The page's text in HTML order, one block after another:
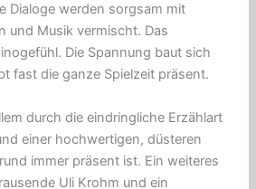
Dialoge werden sorgsam mit
und Musik vermischt. Das
Die Spannung baut sich
fast die ganze Spielzeit präsent.
durch die eindringliche Erzählart
einer hochwertigen, düsteren
immer präsent ist. Ein weiteres
Uli Krohm und ein